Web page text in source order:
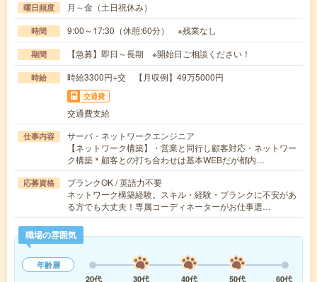
曜日頻度 月～金（土日祝休み）
時間 9:00～17:30（休憩:60分） ※残業なし
期間 【急募】即日～長期 ※開始日ご相談ください！
時給 時給3300円+交 【月収例】49万5000円
交通費
交通費支給
仕事内容
サーバ・ネットワークエンジニア
【ネットワーク構築】・営業と同行し顧客対応・ネットワー
ク構築＊顧客との打ち合わせは基本WEBだが都内…
応募資格
ブランクOK / 英語力不要
ネットワーク構築経験。スキル・経験・ブランクに不安があ
る方でも大丈夫！専属コーディネーターがお仕事選…
職場の雰囲気
年齢層
20代
30代 40代 50代
60代